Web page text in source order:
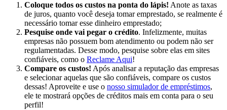
Coloque todos os custos na ponta do lápis! Anote as taxas
de juros, quanto você deseja tomar emprestado, se realmente é
necessário tomar esse dinheiro emprestado;
Pesquise onde vai pegar o crédito. Infelizmente, muitas
empresas não possuem bom atendimento ou podem não ser
regulamentadas. Desse modo, pesquise sobre elas em sites
confiáveis, como o Reclame Aqui!
Compare os custos! Após analisar a reputação das empresas
e selecionar aquelas que são confiáveis, compare os custos
dessas! Aproveite e use o nosso simulador de empréstimos,
ele te mostrará opções de créditos mais em conta para o seu
perfil!